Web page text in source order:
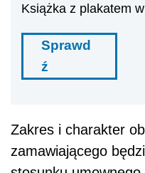
Książka z plakatem
Sprawd
ź
Zakres i charakter
zamawiającego